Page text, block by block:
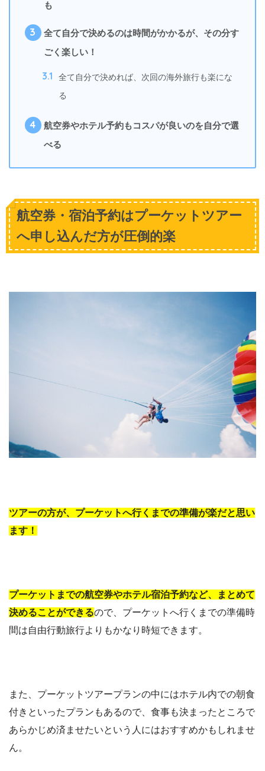
も
3
全て自分で決めるのは時間がかかるが、その分す
ごく楽しい！
3.1
全て自分で決めれば、次回の海外旅行も楽にな
る
4 航空券やホテル予約もコスパが良いのを自分で選
べる
航空券・宿泊予約はプーケットツアー
へ申し込んだ方が圧倒的楽
ツアーの方が、プーケットへ行くまでの準備が楽だと思い
ます！
プーケットまでの航空券やホテル宿泊予約など、まとめて
決めることができるので、プーケットへ行くまでの準備時
間は自由行動旅行よりもかなり時短できます。
また、プーケットツアープランの中にはホテル内での朝食
付きといったプランもあるので、食事も決まったところで
あらかじめ済ませたいという人にはおすすめかもしれませ
ん。